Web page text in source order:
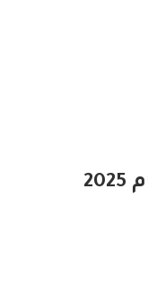
البنك المركزي بعدن يكشف عن نتائج المزاد الثاني للعملة الأجنبية لعام 2025